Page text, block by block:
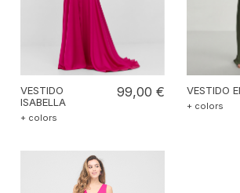
VESTIDO
ISABELLA
+ colors
99,00 € VESTIDO
+ colors